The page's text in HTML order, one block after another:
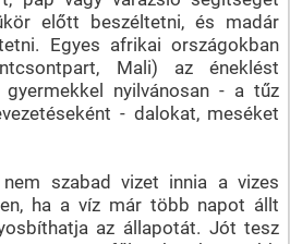
előtt beszéltetni, és madár
Egyes afrikai országokban
Mali) az éneklést
nyilvánosan - a tűz
- dalokat, meséket
szabad vizet innia a vizes
ha a víz már több napot állt
az állapotát. Jót tesz